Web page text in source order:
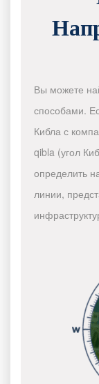
Вы можете
способами.
Кибла с
qibla (угол
определить
линии,